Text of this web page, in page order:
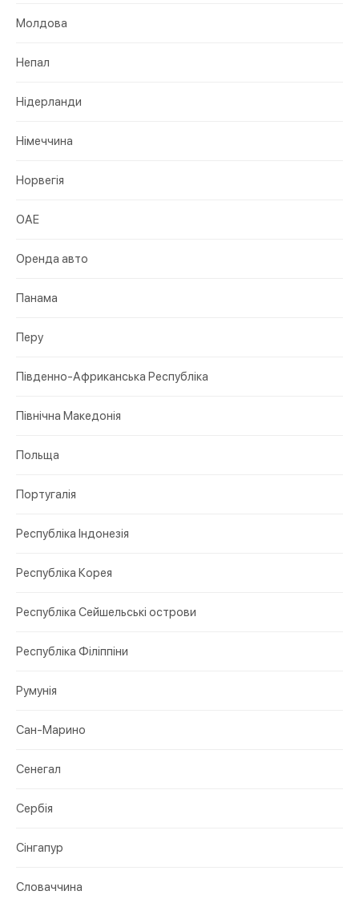
Молдова
Непал
Нідерланди
Німеччина
Норвегія
ОАЕ
Оренда авто
Панама
Перу
Південно-Африканська Республіка
Північна Македонія
Польща
Португалія
Республіка Індонезія
Республіка Корея
Республіка Сейшельські острови
Республіка Філіппіни
Румунія
Сан-Марино
Сенегал
Сербія
Сінгапур
Словаччина